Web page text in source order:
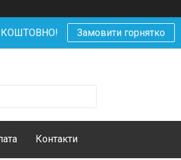
Замовити горнятко
Контакти